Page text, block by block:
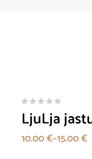
LjuLja
10.00€–15.00€